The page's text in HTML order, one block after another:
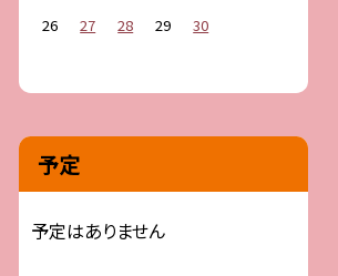
26
27 28 29 30
予定
予定はありません